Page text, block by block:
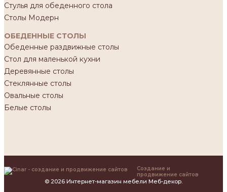
Стулья для обеденного стола
Столы Модерн
ОБЕДЕННЫЕ СТОЛЫ
Обеденные раздвижные столы
Стол для маленькой кухни
Деревянные столы
Стеклянные столы
Овальные столы
Белые столы
Создание и
продвижение сайтов
© 2026 Интернет-магазин мебели Меб-декор.